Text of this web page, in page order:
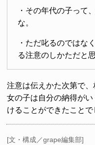
・その年代の子って
な。
・ただ叱るのではな
る注意のしかただと思
注意は伝えかた次第で、
女の子は自分の納得が
けることができたことで
[文・構成／grape編集部]